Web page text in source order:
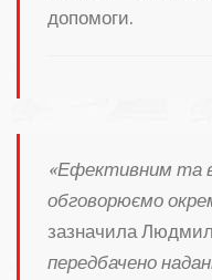
допомоги.
«Ефективним та
обговорюємо
зазначила
передбачено